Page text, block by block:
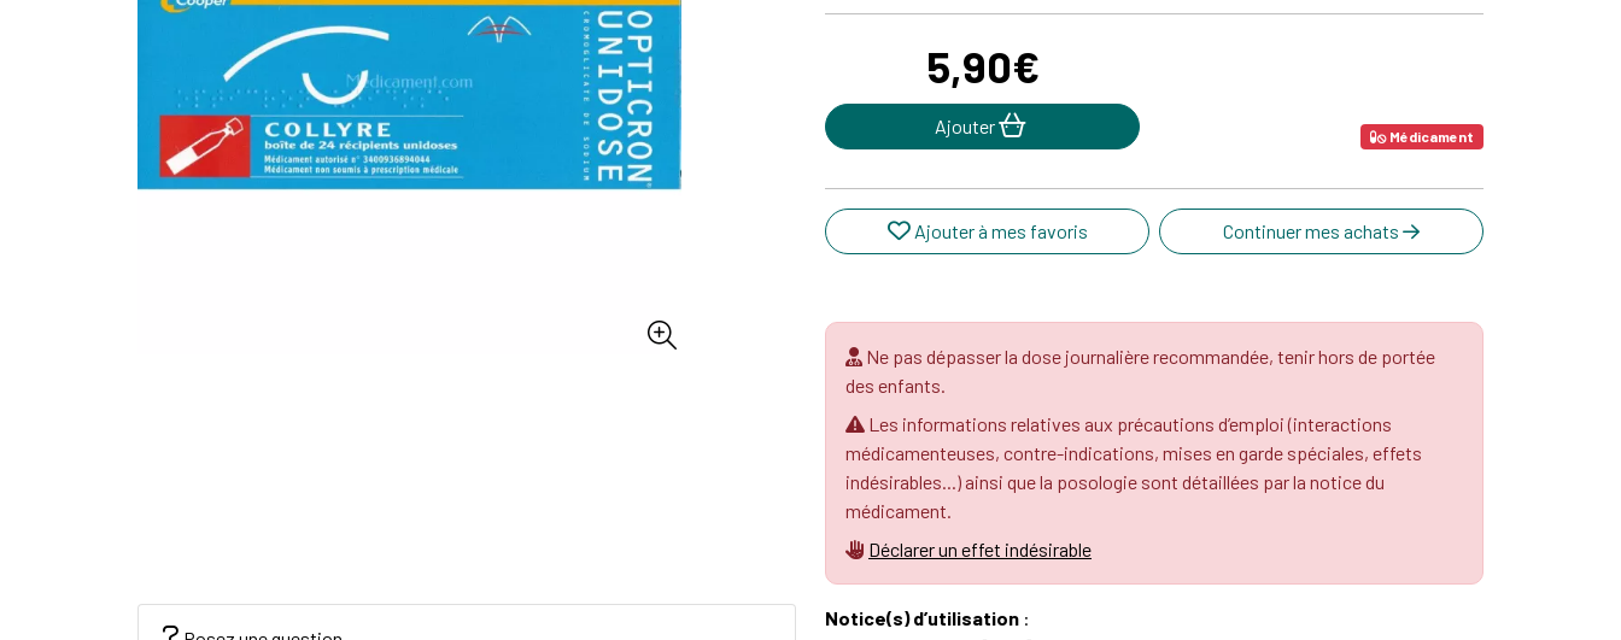
5,90€
Ajouter Médicament
Ajouter à mes favoris Continuer mes achats
Ne pas dépasser la dose journalière recommandée, tenir hors de portée
des enfants.
Les informations relatives aux précautions d’emploi (interactions
médicamenteuses, contre-indications, mises en garde spéciales, effets
indésirables...) ainsi que la posologie sont détaillées par la notice du
médicament.
Déclarer un effet indésirable
Notice(s) d’utilisation :